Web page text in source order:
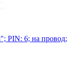
PIN: 6; на провод;